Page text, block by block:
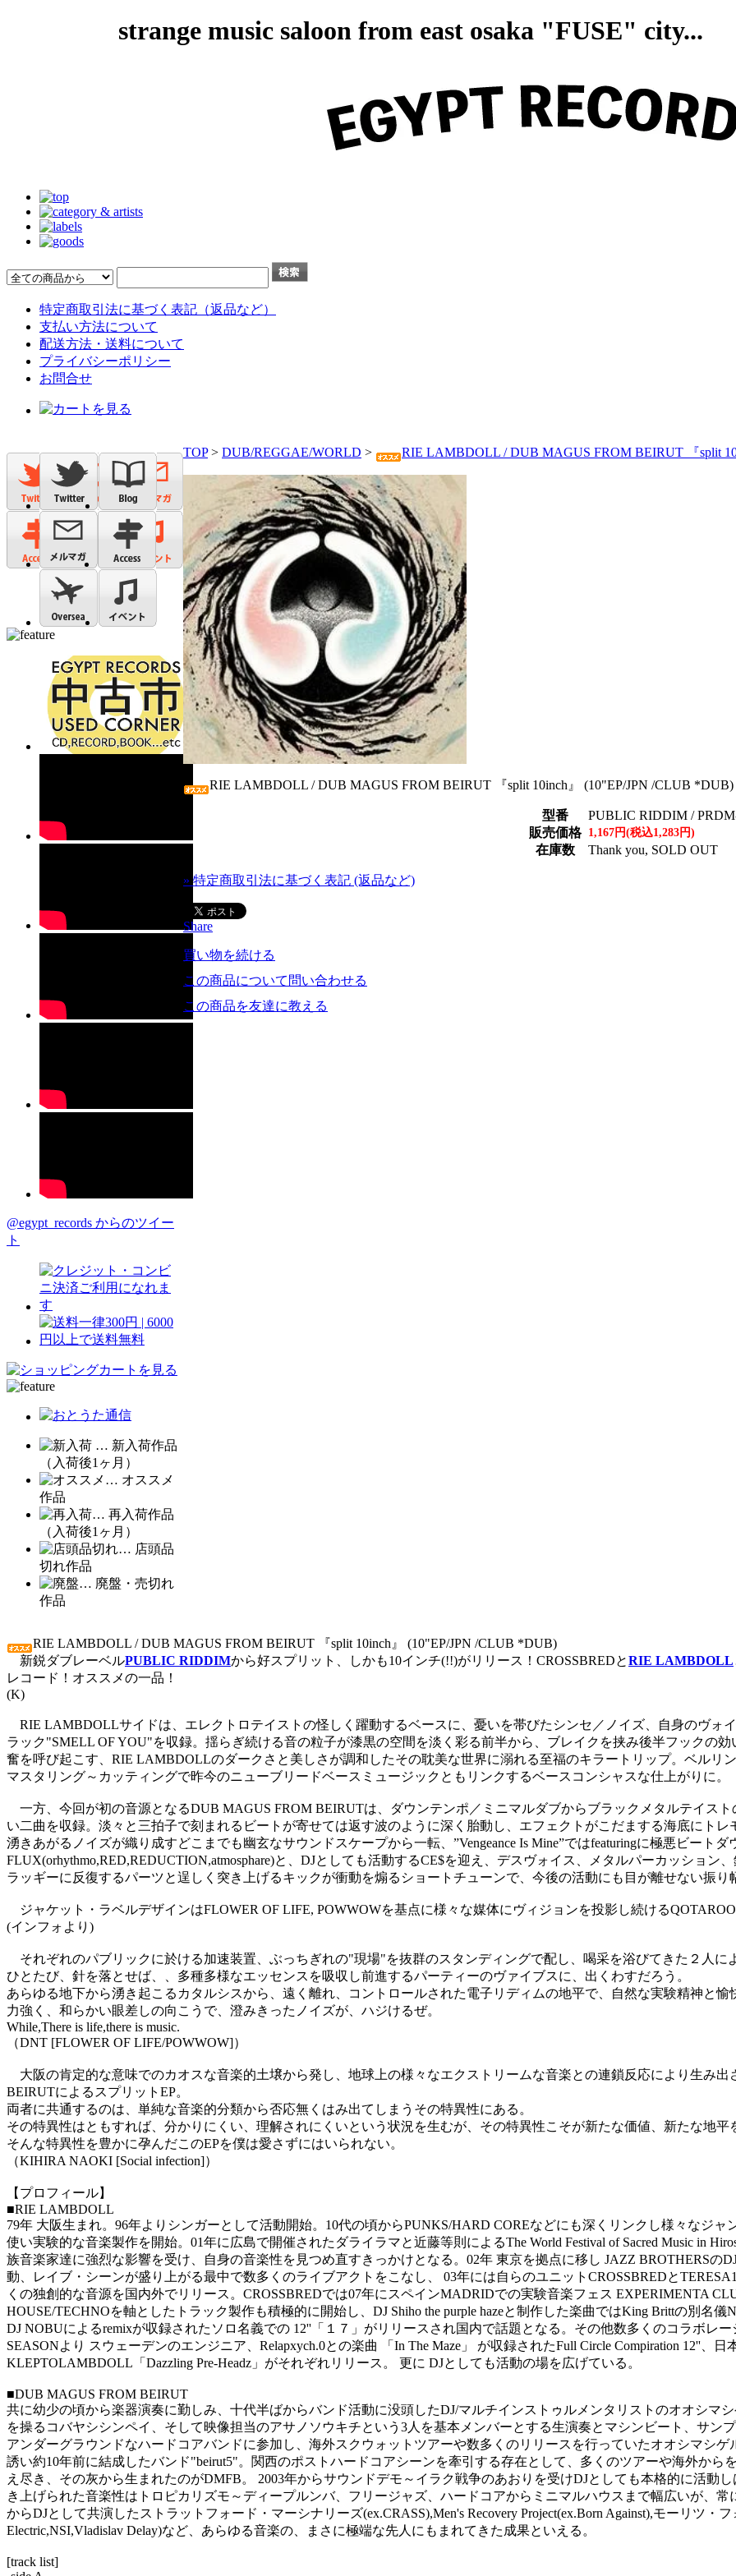
strange music saloon from east osaka "FUSE"
特定商取引法に基づく表記（返品など）
支払い方法について
配送方法・送料について
プライバシーポリシー
お問合せ
@egypt_records からのツイー
ト
… 新入荷作品
（入荷後1ヶ月）
… オススメ
作品
… 再入荷作品
（入荷後1ヶ月）
… 店頭品
切れ作品
… 廃盤・売切れ
作品
TOP> DUB/REGGAE/WORLD > RIE LAMBDOLL / DUB MAGUS FROM BEIRUT 『split
RIE LAMBDOLL / DUB MAGUS FROM BEIRUT 『split 10inch』 (10"EP/JPN /CLUB *DUB)
型番
PUBLIC RIDDIM /
販売価格
1,167円(税込1,283円)
在庫数 Thank you, SOLD OUT
» 特定商取引法に基づく表記 (返品など)
Share
買い物を続ける
この商品について問い合わせる
この商品を友達に教える
RIE LAMBDOLL / DUB MAGUS FROM BEIRUT 『split 10inch』 (10"EP/JPN /CLUB *DUB)
新鋭ダブレーベルPUBLIC RIDDIMから好スプリット、しかも10インチ(!!)がリリース！CROSSBREDとRIE LAMBDOLL
レコード！オススメの一品！
(K)
RIE LAMBDOLLサイドは、エレクトロテイストの怪しく躍動するベースに、憂いを帯びたシンセ／ノイズ、自身のヴォ
ラック"SMELL OF YOU"を収録。揺らぎ続ける音の粒子が漆黒の空間を淡く彩る前半から、ブレイクを挟み後半フックの
奮を呼び起こす、RIE LAMBDOLLのダークさと美しさが調和したその耽美な世界に溺れる至福のキラートリップ。ベルリ
マスタリング～カッティングで昨今のニューブリードベースミュージックともリンクするベースコンシャスな仕上がりに。
一方、今回が初の音源となるDUB MAGUS FROM BEIRUTは、ダウンテンポ／ミニマルダブからブラックメタルテイス
い二曲を収録。淡々と三拍子で刻まれるビートが寄せては返す波のように深く胎動し、エフェクトがこだまする海底にト
湧きあがるノイズが織り成すどこまでも幽玄なサウンドスケープから一転、”Vengeance Is Mine”ではfeaturingに極悪ビートダ
FLUX(orhythmo,RED,REDUCTION,atmosphare)と、DJとしても活動するCE$を迎え、デスヴォイス、メタルパーカッション
ラッギーに反復するパーツと逞しく突き上げるキックが衝動を煽るショートチューンで、今後の活動にも目が離せない振り
ジャケット・ラベルデザインはFLOWER OF LIFE, POWWOWを基点に様々な媒体にヴィジョンを投影し続ける
(インフォより)
それぞれのパブリックに於ける加速装置、ぶっちぎれの"現場"を抜群のスタンディングで配し、喝采を浴びてきた２人に
ひとたび、針を落とせば、、多種多様なエッセンスを吸収し前進するパーティーのヴァイブスに、出くわすだろう。
あらゆる地下から湧き起こるカタルシスから、遠く離れ、コントロールされた電子リディムの地平で、自然な実験精神と
力強く、和らかい眼差しの向こうで、澄みきったノイズが、ハジけるぜ。
While,There is life,there is music.
（DNT [FLOWER OF LIFE/POWWOW]）
大阪の肯定的な意味でのカオスな音楽的土壌から発し、地球上の様々なエクストリームな音楽との連鎖反応により生み
BEIRUTによるスプリットEP。
両者に共通するのは、単純な音楽的分類から否応無くはみ出てしまうその特異性にある。
その特異性はともすれば、分かりにくい、理解されにくいという状況を生むが、その特異性こそが新たな価値、新たな地
そんな特異性を豊かに孕んだこのEPを僕は愛さずにはいられない。
（KIHIRA NAOKI [Social infection]）
【プロフィール】
■RIE LAMBDOLL
79年 大阪生まれ。96年よりシンガーとして活動開始。10代の頃からPUNKS/HARD COREなどにも深くリンクし様々なジ
使い実験的な音楽製作を開始。01年に広島で開催されたダライラマと近藤等則によるThe World Festival of Sacred Music in
族音楽家達に強烈な影響を受け、自身の音楽性を見つめ直すきっかけとなる。02年 東京を拠点に移し JAZZ BROTHERSの
動、レイブ・シーンが盛り上がる最中で数多くのライブアクトをこなし、 03年には自らのユニットCROSSBREDと
くの独創的な音源を国内外でリリース。CROSSBREDでは07年にスペインMADRIDでの実験音楽フェス EXPERIMENTA
HOUSE/TECHNOを軸としたトラック製作も積極的に開始し、DJ Shiho the purple hazeと制作した楽曲ではKing Brittの別名儀
DJ NOBUによるremixが収録されたソロ名義での 12''「１７」がリリースされ国内で話題となる。その他数多くのコラボレ
SEASONより スウェーデンのエンジニア、Relapxych.0との楽曲 「In The Maze」 が収録されたFull Circle Compiration 12''、
KLEPTOLAMBDOLL「Dazzling Pre-Headz」がそれぞれリリース。 更に DJとしても活動の場を広げている。
■DUB MAGUS FROM BEIRUT
共に幼少の頃から楽器演奏に勤しみ、十代半ばからバンド活動に没頭したDJ/マルチインストゥルメンタリストのオオシマ
を操るコバヤシシンペイ、そして映像担当のアサノソウキチという3人を基本メンバーとする生演奏とマシンビート、サン
アンダーグラウンドなハードコアバンドに参加し、海外スクウォットツアーや数多くのリリースを行っていたオオシマシ
誘い約10年前に結成したバンド"beirut5"。関西のポストハードコアシーンを牽引する存在として、多くのツアーや海外か
え尽き、その灰から生まれたのがDMFB。 2003年からサウンドデモ～イラク戦争のあおりを受けDJとしても本格的に活動
き上げられた音楽性はトロピカリズモ～ディープルンバ、フリージャズ、ハードコアからミニマルハウスまで幅広いが、
からDJとして共演したストラットフォード・マーシナリーズ(ex.CRASS),Men's Recovery Project(ex.Born Against),モーリツ・
Electric,NSI,Vladislav Delay)など、あらゆる音楽の、まさに極端な先人にもまれてきた成果といえる。
[track list]